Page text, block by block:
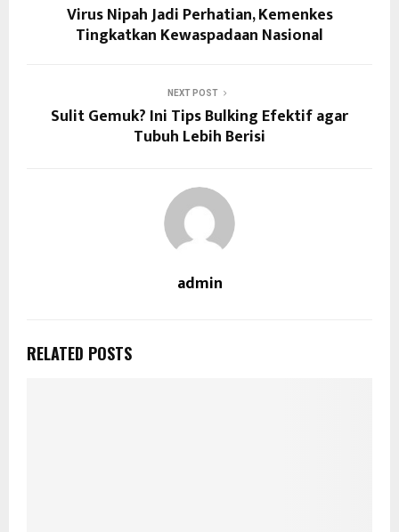
Virus Nipah Jadi Perhatian, Kemenkes
Tingkatkan Kewaspadaan Nasional
NEXT POST
Sulit Gemuk? Ini Tips Bulking Efektif agar
Tubuh Lebih Berisi
admin
RELATED POSTS